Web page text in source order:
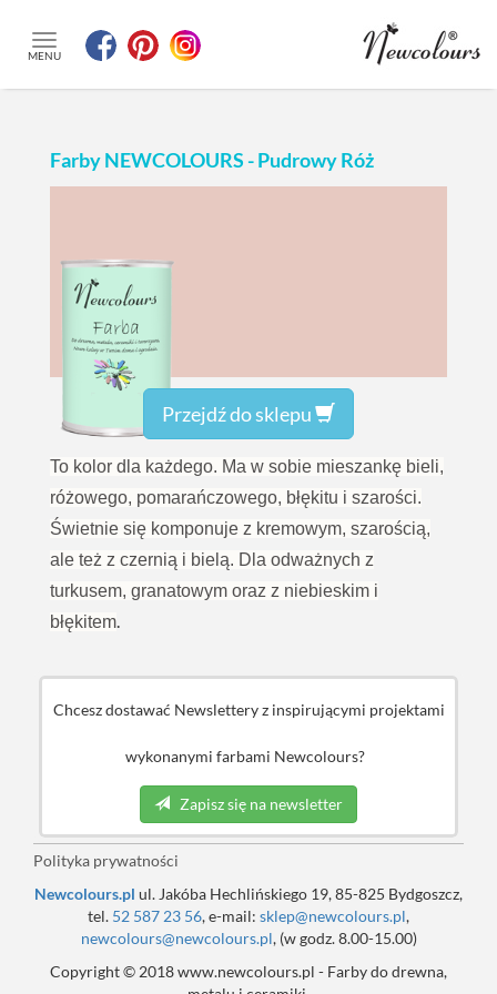
MENU
Farby NEWCOLOURS - Pudrowy Róż
Przejdź do sklepu
To kolor dla każdego. Ma w sobie mieszankę bieli,
różowego, pomarańczowego, błękitu i szarości.
Świetnie się komponuje z kremowym, szarością,
ale też z czernią i bielą. Dla odważnych z
turkusem, granatowym oraz z niebieskim i
błękitem
Chcesz dostawać Newslettery z inspirującymi projektami
wykonanymi farbami Newcolours?
Zapisz się na newsletter
Polityka prywatności
Newcolours.pl ul. Jakóba Hechlińskiego 19, 85-825 Bydgoszcz,
tel. 52 587 23 56, e-mail: sklep@newcolours.pl,
newcolours@newcolours.pl, (w godz. 8.00-15.00)
Copyright © 2018 www.newcolours.pl - Farby do drewna,